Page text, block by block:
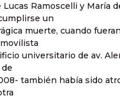
Lucas Ramoscelli y María
un
muerte, cuando
universitario de av.
también había sido